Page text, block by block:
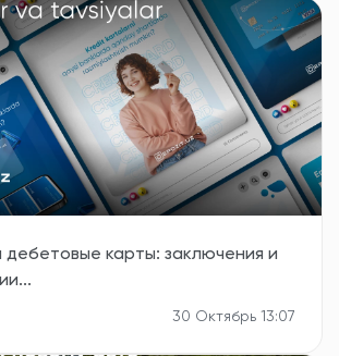
дебетовые карты: заключения и
30 Октябрь 13:07